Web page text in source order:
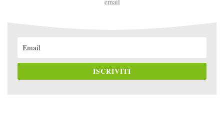
ISCRIVITI